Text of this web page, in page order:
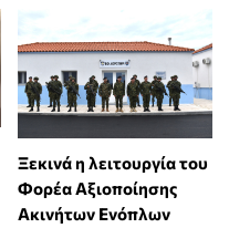
Ξεκινά η λειτουργία του
Φορέα Αξιοποίησης
Ακινήτων Ενόπλων